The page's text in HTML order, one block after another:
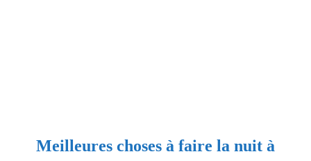
Meilleures choses à faire la nuit à